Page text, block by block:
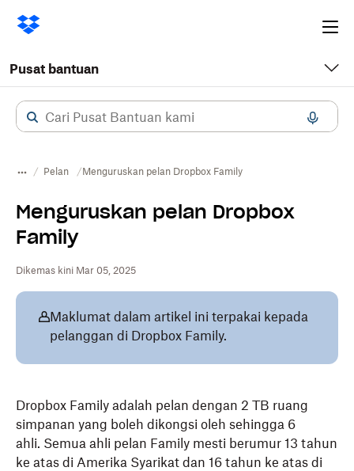
Pusat bantuan
Pelan Menguruskan pelan Dropbox Family
Menguruskan pelan Dropbox
Family
Dikemas kini Mar 05, 2025
Maklumat dalam artikel ini terpakai kepada
pelanggan di Dropbox Family.
Dropbox Family adalah pelan dengan 2 TB ruang
simpanan yang boleh dikongsi oleh sehingga 6
ahli. Semua ahli pelan Family mesti berumur 13 tahun
ke atas di Amerika Syarikat dan 16 tahun ke atas di